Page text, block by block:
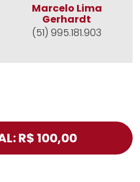
Marcelo Lima
Gerhardt
(51) 995.181.903
R$ 100,00